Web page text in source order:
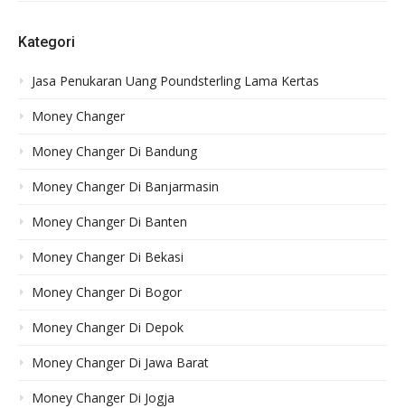
Kategori
Jasa Penukaran Uang Poundsterling Lama Kertas
Money Changer
Money Changer Di Bandung
Money Changer Di Banjarmasin
Money Changer Di Banten
Money Changer Di Bekasi
Money Changer Di Bogor
Money Changer Di Depok
Money Changer Di Jawa Barat
Money Changer Di Jogja